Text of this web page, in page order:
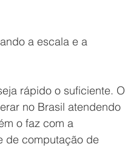
a escala e a
rápido o suficiente. O
no Brasil atendendo
o faz com a
de computação de